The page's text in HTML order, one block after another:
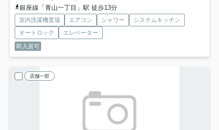
銀座線「青山一丁目」駅 徒歩13分
室内洗濯機置場 エアコン シャワー
システムキッチン
オートロック
エレベーター
即入居可
店舗一部